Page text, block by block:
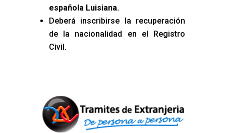
española Luisiana.
Deberá inscribirse la recuperación
de la nacionalidad en el Registro
Civil.